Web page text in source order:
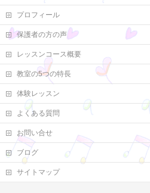
プロフィール
保護者の方の声
レッスンコース概要
教室の5つの特長
体験レッスン
よくある質問
お問い合せ
ブログ
サイトマップ